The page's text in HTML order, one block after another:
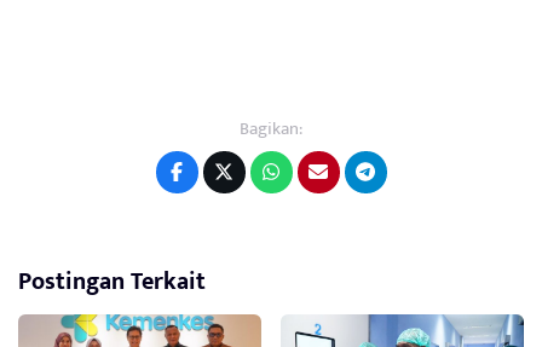
Bagikan:
Postingan Terkait